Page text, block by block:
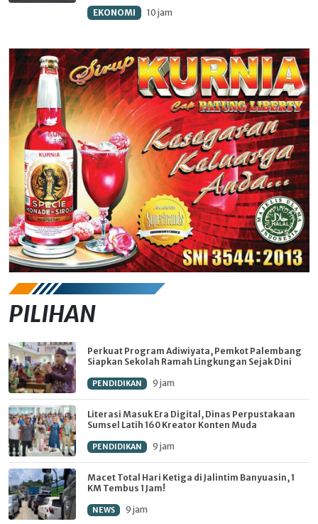
EKONOMI 10 jam
PILIHAN
Perkuat Program Adiwiyata, Pemkot Palembang
Siapkan Sekolah Ramah Lingkungan Sejak Dini
PENDIDIKAN 9 jam
Literasi Masuk Era Digital, Dinas Perpustakaan
Sumsel Latih 160 Kreator Konten Muda
PENDIDIKAN 9 jam
Macet Total Hari Ketiga di Jalintim Banyuasin, 1
KM Tembus 1 Jam!
NEWS 9 jam